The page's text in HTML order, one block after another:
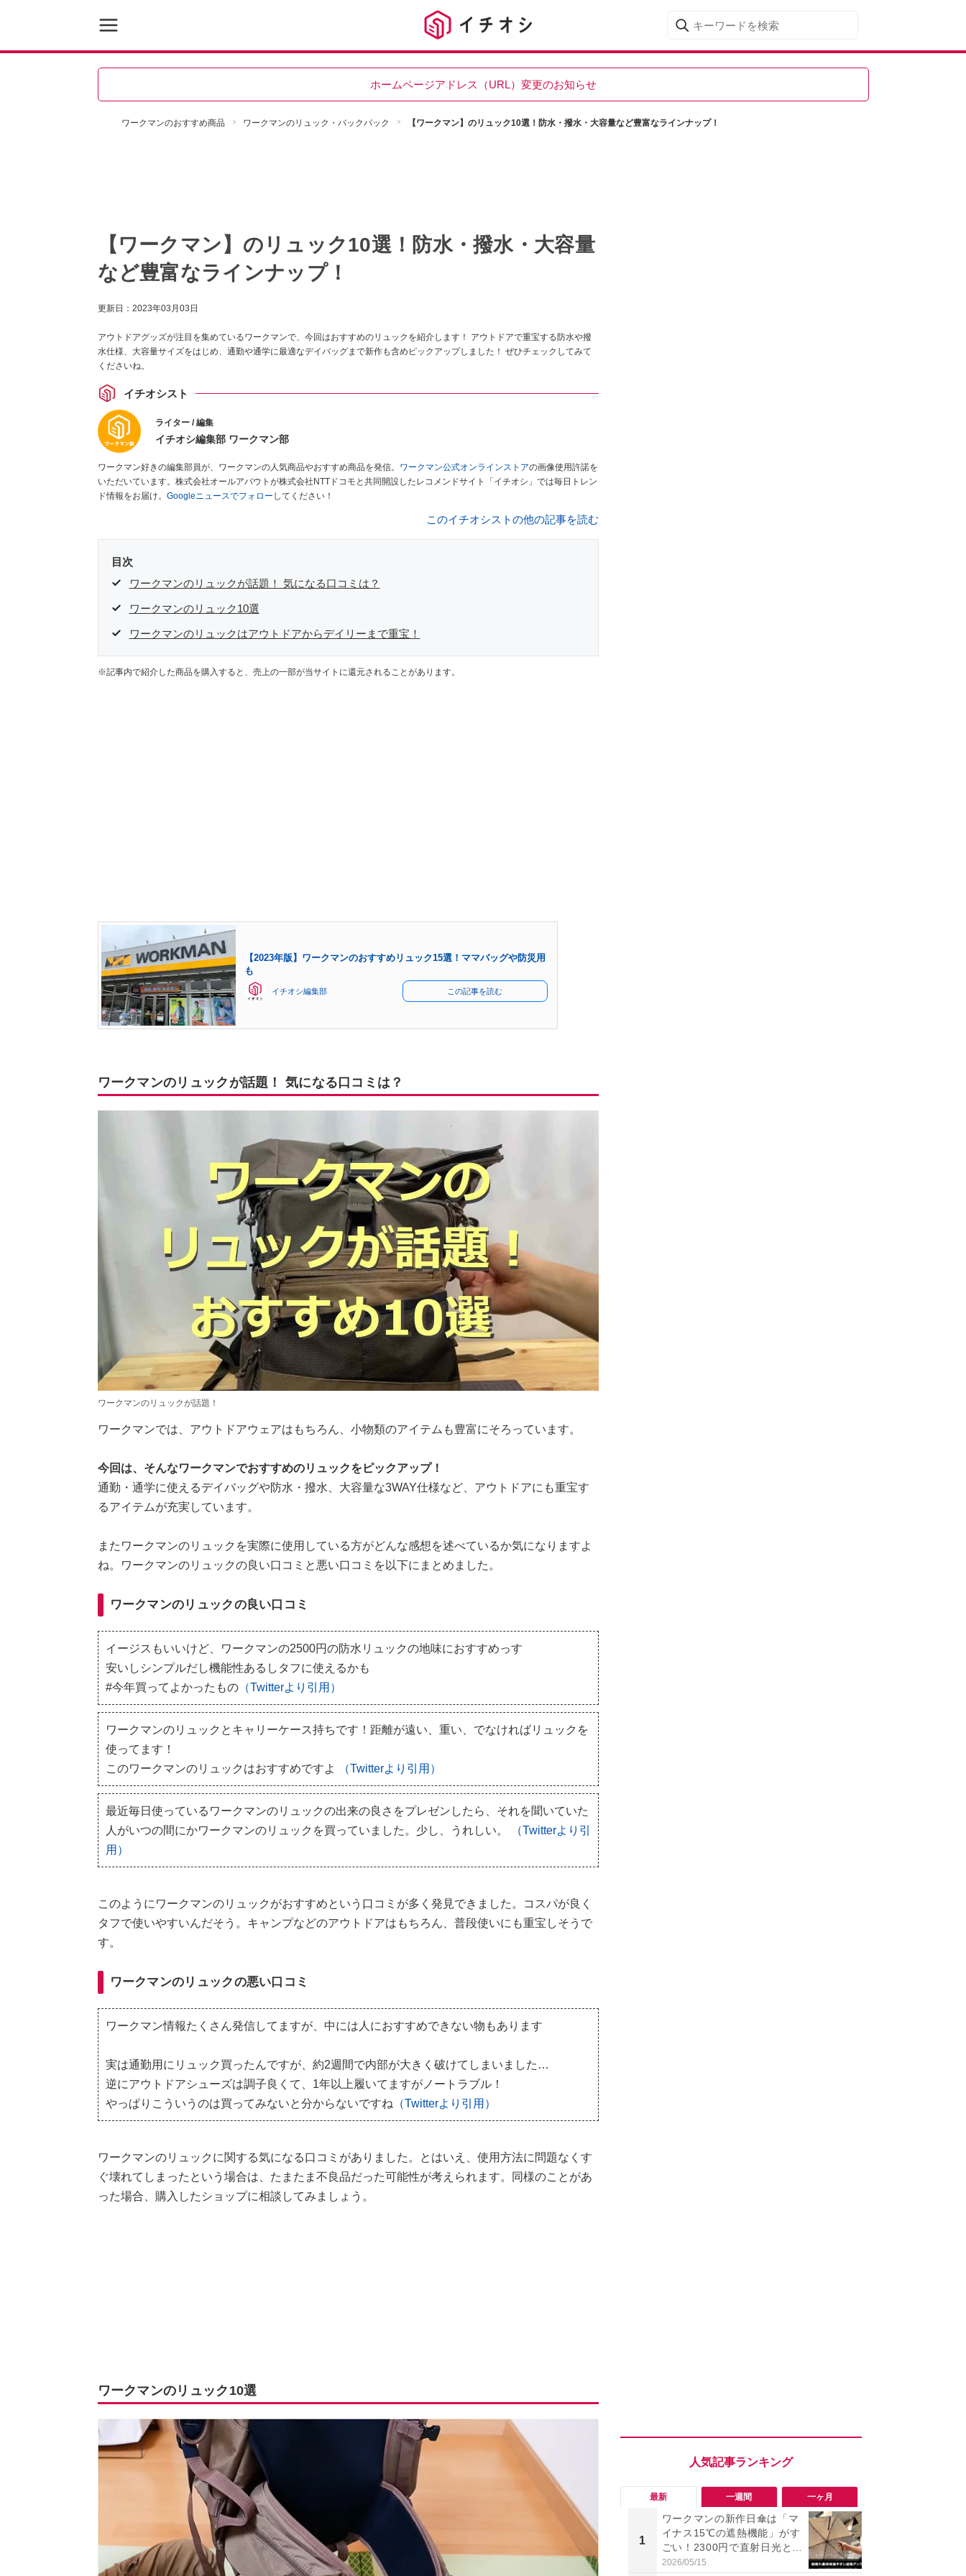
ホームページアドレス（URL）変更のお知らせ
ワークマンのおすすめ商品 ワークマンのリュック・バックパック 【ワークマン】のリュック10選！防水・撥水・大容量など豊富なラインナップ！
【ワークマン】のリュック10選！防水・撥水・大容量
など豊富なラインナップ！
更新日： 2023年03月03日
アウトドアグッズが注目を集めているワークマンで、今回はおすすめのリュックを紹介します！ アウトドアで重宝する防水や撥
水仕様、大容量サイズをはじめ、通勤や通学に最適なデイバッグまで新作も含めピックアップしました！ ぜひチェックしてみて
くださいね。
イチオシスト
ライター / 編集
イチオシ編集部 ワークマン部
ワークマン好きの編集部員が、ワークマンの人気商品やおすすめ商品を発信。 ワークマン公式オンラインストアの画像使用許諾を
いただいています。株式会社オールアバウトが株式会社NTTドコモと共同開設したレコメンドサイト「イチオシ」では毎日トレン
ド情報をお届け。 Googleニュースでフォロー してください！
このイチオシストの他の記事を読む
目次
ワークマンのリュックが話題！ 気になる口コミは？
ワークマンのリュック10選
ワークマンのリュックはアウトドアからデイリーまで重宝！
※記事内で紹介した商品を購入すると、売上の一部が当サイトに還元されることがあります。
【2023年版】ワークマンのおすすめリュック15選！ママバッグや防災用
も
イチオシ編集部 この記事を読む
ワークマンのリュックが話題！ 気になる口コミは？
ワークマンのリュックが話題！
ワークマンでは、アウトドアウェアはもちろん、小物類のアイテムも豊富にそろっています。
今回は、そんなワークマンでおすすめのリュックをピックアップ！
通勤・通学に使えるデイバッグや防水・撥水、大容量な3WAY仕様など、アウトドアにも重宝す
るアイテムが充実しています。
またワークマンのリュックを実際に使用している方がどんな感想を述べているか気になりますよ
ね。ワークマンのリュックの良い口コミと悪い口コミを以下にまとめました。
ワークマンのリュックの良い口コミ
イージスもいいけど、ワークマンの2500円の防水リュックの地味におすすめっす
安いしシンプルだし機能性あるしタフに使えるかも
#今年買ってよかったもの（Twitterより引用）
ワークマンのリュックとキャリーケース持ちです！距離が遠い、重い、でなければリュックを
使ってます！
このワークマンのリュックはおすすめですよ
（Twitterより引用）
最近毎日使っているワークマンのリュックの出来の良さをプレゼンしたら、それを聞いていた
人がいつの間にかワークマンのリュックを買っていました。少し、うれしい。
（Twitterより引
用）
このようにワークマンのリュックがおすすめという口コミが多く発見できました。コスパが良く
タフで使いやすいんだそう。キャンプなどのアウトドアはもちろん、普段使いにも重宝しそうで
す。
ワークマンのリュックの悪い口コミ
ワークマン情報たくさん発信してますが、中には人におすすめできない物もあります
実は通勤用にリュック買ったんですが、約2週間で内部が大きく破けてしまいました…
逆にアウトドアシューズは調子良くて、1年以上履いてますがノートラブル！
やっぱりこういうのは買ってみないと分からないですね （Twitterより引用）
ワークマンのリュックに関する気になる口コミがありました。とはいえ、使用方法に問題なくす
ぐ壊れてしまったという場合は、たまたま不良品だった可能性が考えられます。同様のことがあ
った場合、購入したショップに相談してみましょう。
ワークマンのリュック10選
最新 一週間 一ヶ月
1
ワークマンの新作日傘は「マ
イナス15℃の遮熱機能」がす
ごい！2300円で直射日光と路
面熱をダブルでガード
2026/05/15